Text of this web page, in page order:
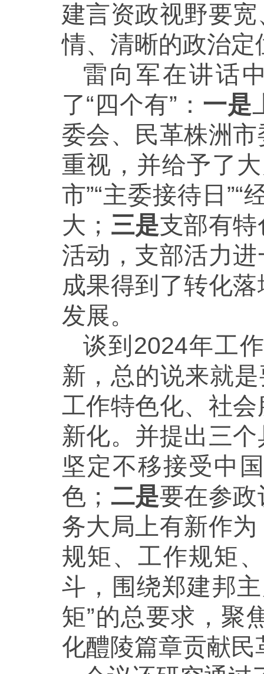
建言资政视野要
情、清晰的政治
雷向军在讲话
了“四个有”： 一是
委会、民革株洲
重视，并给予了
市”“主委接待日
大； 三是支部有
活动，支部活力
成果得到了转化
发展。
谈到2024年工
新，总的说来就
工作特色化、社
新化。并提出三
坚定不移接受中
色； 二是要在参
务大局上有新作为
规矩、工作规矩
斗，围绕郑建邦
矩”的总要求，聚
化醴陵篇章贡献民